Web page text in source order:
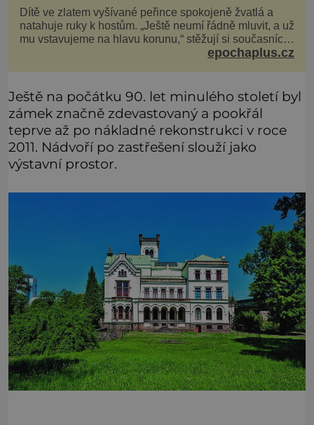
Dítě ve zlatem vyšívané peřince spokojeně žvatlá a
natahuje ruky k hostům. „Ještě neumí řádně mluvit, a už
mu vstavujeme na hlavu korunu,“ stěžují si současníci,
pro které je k neuvěření, že droboučký princ se dnes
epochaplus.cz
Ještě na počátku 90. let minulého století byl
zámek značně zdevastovaný a pookřál
teprve až po nákladné rekonstrukci v roce
2011. Nádvoří po zastřešení slouží jako
výstavní prostor.